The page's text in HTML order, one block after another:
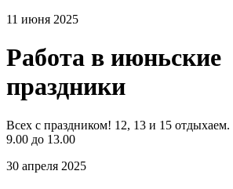
11 июня 2025
Работа в июньские
праздники
Всех с праздником! 12, 13 и 15
9.00 до 13.00
30 апреля 2025